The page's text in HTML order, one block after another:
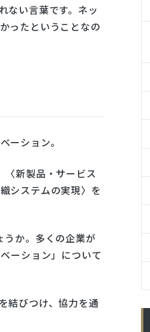
ない言葉です。ネッ
ったということなの
ーション。
〈新製品・サービス
システムの実現〉を
うか。多くの企業が
ーション」について
結びつけ、協力を通